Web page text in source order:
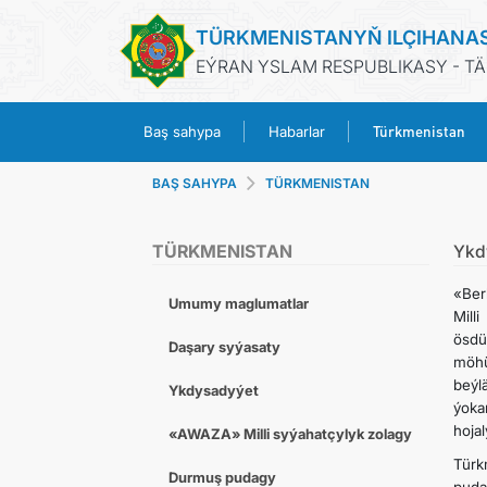
TÜRKMENISTANYŇ
EÝRAN YSLAM RESPUBLIKASY -
Baş sahypa Habarlar Türkmenistan
BAŞ SAHYPA TÜRKMENISTAN
TÜRKMENISTAN
Umumy maglumatlar
Daşary syýasaty
Ykdysadyýet
«AWAZA» Milli syýahatçylyk zolagy
Durmuş pudagy
Milli